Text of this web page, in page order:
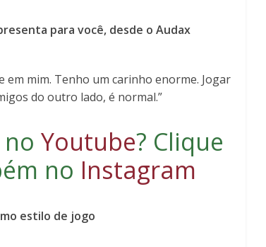
para você, desde o Audax
mim. Tenho um carinho enorme. Jogar
do outro lado, é normal.”
Youtube? Clique
no Instagram
estilo de jogo